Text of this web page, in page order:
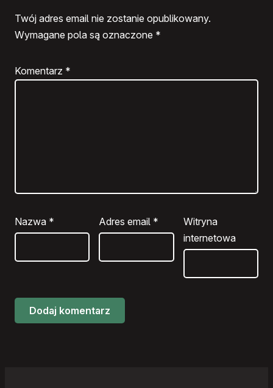
Twój adres email nie zostanie opublikowany.
Wymagane pola są oznaczone *
Komentarz *
Nazwa * Adres email *
Witryna
internetowa